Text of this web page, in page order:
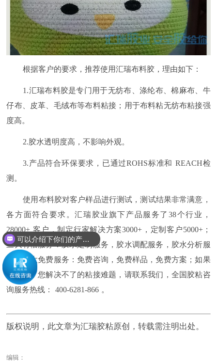
根据客户的要求，推荐使用汇瑞布料胶，理由如下：
1.汇瑞布料胶是专门用于无纺布、涤纶布、棉麻布、牛
仔布、皮革、毛绒布等布料粘接；用于布料粘无纺布粘接强
度高。
2.胶水透明度高，不影响外观。
3.产品符合环保要求，已通过ROHS标准和 REACH检
测。
使用布料胶对客户样品进行测试，测试结果非常满意，
各方面符合要求。汇瑞胶业旗下产品服务了38个行业，
28000+ 客户，制定行家解决方案3000+ ，定制客户5000+；
三大有偿服务：胶水定制服务，胶水调配服务，胶水分析服
务；三大免费服务：免费咨询，免费样品，免费方案；如果
您遇到了您解决不了的粘接难题，请联系我们，全国胶粘咨
询服务热线：
400-6281-866 。
版权说明，此文章为汇瑞胶粘原创，转载需注明出处。
编辑：
可以介绍下你们的产品么？
贵司的购买渠道有哪些？